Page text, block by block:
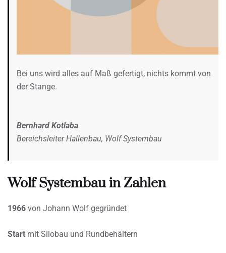
Bei uns wird alles auf Maß gefertigt, nichts kommt von
der Stange.
Bernhard Kotlaba
Bereichsleiter Hallenbau, Wolf Systembau
Wolf Systembau in Zahlen
1966 von Johann Wolf gegründet
Start mit Silobau und Rundbehältern